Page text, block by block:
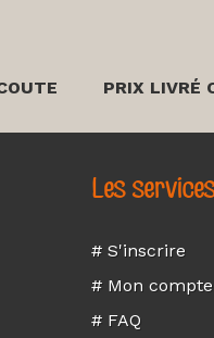
PRIX LIVRÉ
Les
# S'inscrire
# Mon compte
# FAQ